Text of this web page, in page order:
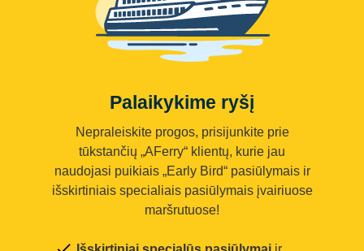
Palaikykime ryšį
Nepraleiskite progos, prisijunkite prie
tūkstančių „AFerry“ klientų, kurie jau
naudojasi puikiais „Early Bird“ pasiūlymais ir
išskirtiniais specialiais pasiūlymais įvairiuose
maršrutuose!